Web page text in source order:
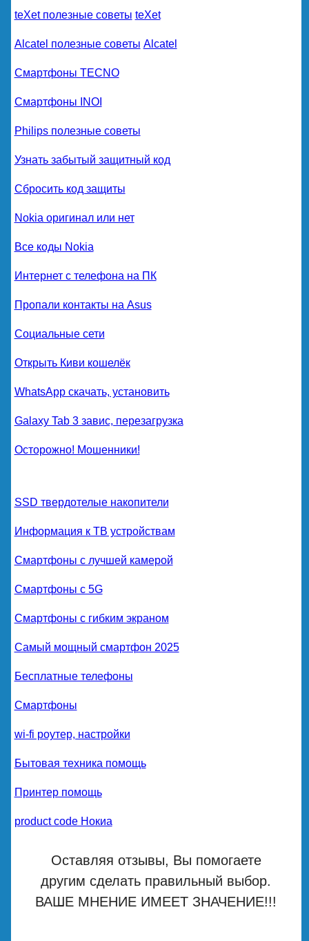
teXet полезные советы teXet
Alcatel полезные советы Alcatel
Смартфоны TECNO
Смартфоны INOI
Philips полезные советы
Узнать забытый защитный код
Сбросить код защиты
Nokia оригинал или нет
Все коды Nokia
Интернет с телефона на ПК
Пропали контакты на Asus
Социальные сети
Открыть Киви кошелёк
WhatsApp скачать, установить
Galaxy Tab 3 завис, перезагрузка
Осторожно! Мошенники!
SSD твердотелые накопители
Информация к ТВ устройствам
Смартфоны с лучшей камерой
Смартфоны с 5G
Смартфоны с гибким экраном
Самый мощный смартфон 2025
Бесплатные телефоны
Смартфоны
wi-fi роутер, настройки
Бытовая техника помощь
Принтер помощь
product code Нокиа
Оставляя отзывы, Вы помогаете
другим сделать правильный выбор.
ВАШЕ МНЕНИЕ ИМЕЕТ ЗНАЧЕНИЕ!!!